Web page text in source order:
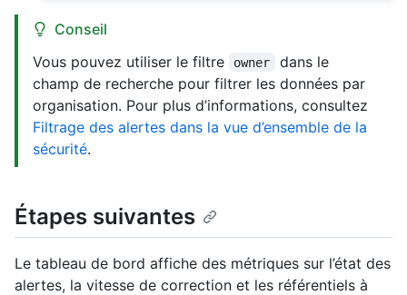
Conseil
Vous pouvez utiliser le filtre
owner
dans le
champ de recherche pour filtrer les données par
organisation. Pour plus d’informations, consultez
Filtrage des alertes dans la vue d’ensemble de la
sécurité.
Étapes suivantes
Le tableau de bord affiche des métriques sur l’état des
alertes, la vitesse de correction et les référentiels à